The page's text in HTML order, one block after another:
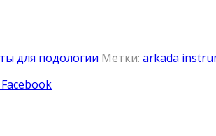
для подологии Метки: arkada